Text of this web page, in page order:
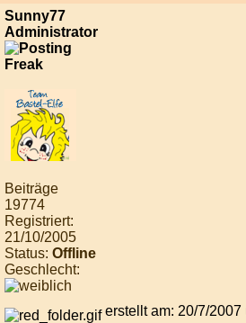
Sunny77
Administrator
Beiträge
19774
Registriert:
21/10/2005
Status: Offline
Geschlecht:
erstellt am: 20/7/